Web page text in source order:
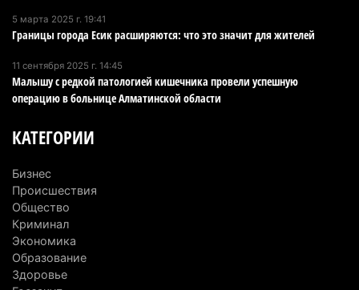
Минэкологии опровергло фото тигра возле села
5 августа 2026 г. 17:06
Казахстан стал лидером Центральной Азии в
5 августа 2026 г. 13:55
Казахстан может начать выпуск экологичного
топлива для самолетов: пилотный проект
запустят в Алатау
5 августа 2026 г. 12:32
Туриста с тяжелыми травмами эвакуировали в
5 марта 2025 г. 19:41
Границы города Есик расширяются: что это значит для жителей
11 сентября 2025 г. 14:45
Малышу с редкой патологией кишечника провели успешную
операцию в больнице Алматинской области
КАТЕГОРИИ
Бизнес
Происшествия
Общество
Криминал
Экономика
Образование
Здоровье